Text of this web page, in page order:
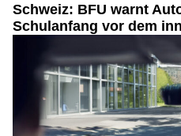
Schweiz: BFU warnt
Schulanfang vor dem